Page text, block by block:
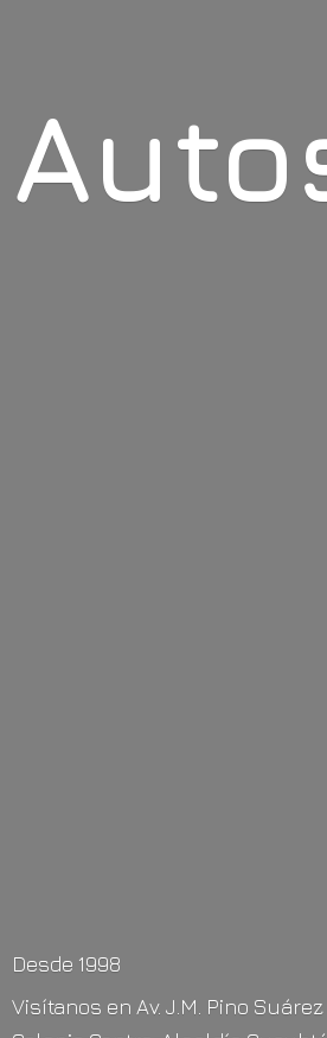
Desde 1998
Visítanos en Av. J.M. Pino Suárez